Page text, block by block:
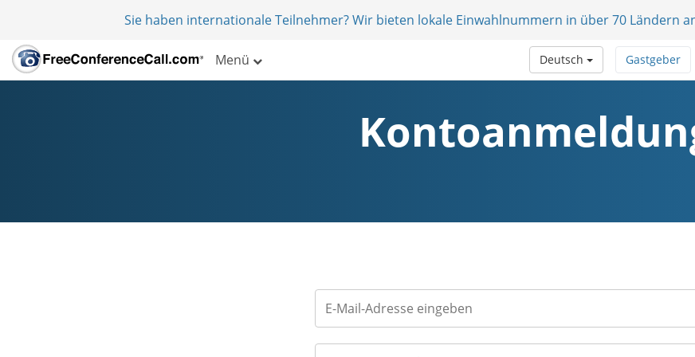
Sie haben internationale Teilnehmer? Wir bieten lokale Einwahlnummern in über 70 Ländern
Menü Gastgeber
Deutsch